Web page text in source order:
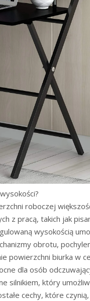
roboczej
z pracą, takich jak
wysokością
obrotu,
powierzchni biurka w
dla osób
silnikiem, który
cechy, które